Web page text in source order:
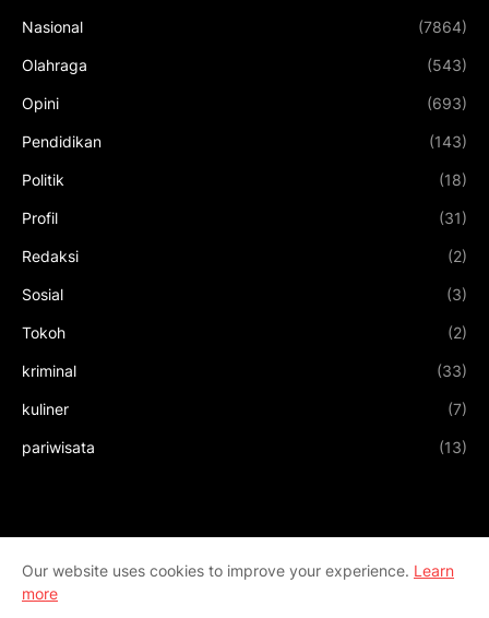
Nasional (7864)
Olahraga (543)
Opini (693)
Pendidikan (143)
Politik (18)
Profil (31)
Redaksi (2)
Sosial (3)
Tokoh (2)
kriminal (33)
kuliner (7)
pariwisata (13)
Our website uses cookies to improve your experience. Learn
more